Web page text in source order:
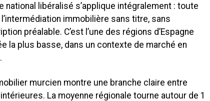
national libéralisé s’applique intégralement : toute
immobilière sans titre, sans
préalable. C’est l’une des régions d’Espagne
la plus basse, dans un contexte de marché en
murcien montre une branche claire entre
La moyenne régionale tourne autour de 1